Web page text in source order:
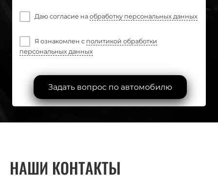
Даю согласие на обработку персональных данных
Я ознакомлен с политикой обработки
персональных данных
Задать вопрос по автомобилю
НАШИ КОНТАКТЫ